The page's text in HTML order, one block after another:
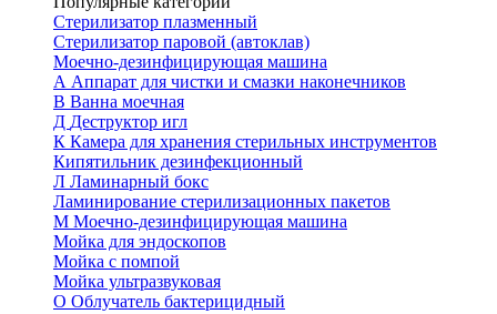
Стерилизатор плазменный
Стерилизатор паровой (автоклав)
Моечно-дезинфицирующая машина
А Аппарат для чистки и смазки наконечников
В Ванна моечная
Д Деструктор игл
К Камера для хранения стерильных инструментов
Кипятильник дезинфекционный
Л Ламинарный бокс
Ламинирование стерилизационных пакетов
М Моечно-дезинфицирующая машина
Мойка для эндоскопов
Мойка с помпой
Мойка ультразвуковая
О Облучатель бактерицидный